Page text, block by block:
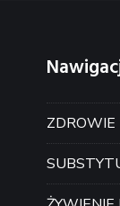
ZDROWIE